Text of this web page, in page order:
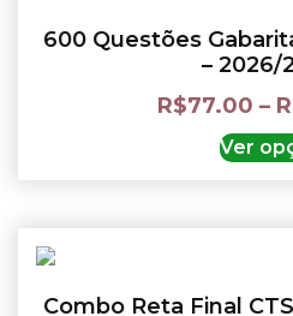
600 Questões
– 2026/
R$77.00 –
Ver
Combo Reta Final